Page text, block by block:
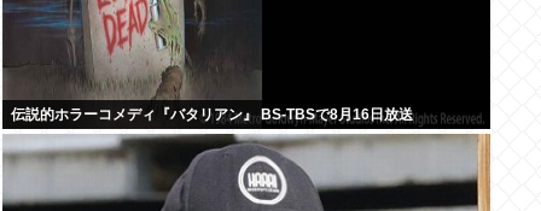
伝説的ホラーコメディ『バタリアン』 BS-TBSで8月16日放送